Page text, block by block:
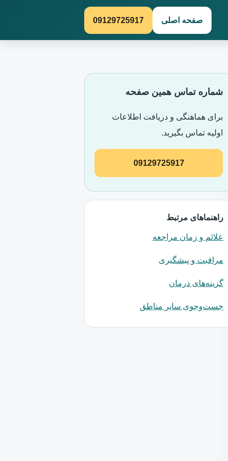
صفحه اصلی 09129725917
شماره تماس همین صفحه
برای هماهنگی و دریافت اطلاعات
اولیه تماس بگیرید.
09129725917
راهنماهای مرتبط
علائم و زمان مراجعه
مراقبت و پیشگیری
گزینه‌های درمان
جست‌وجوی سایر مناطق